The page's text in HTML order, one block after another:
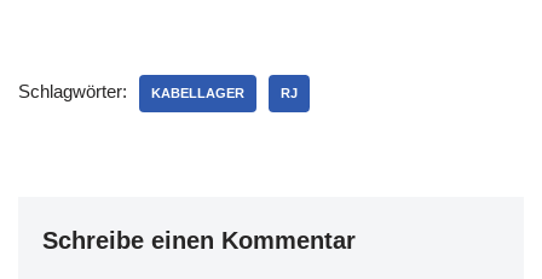
Schlagwörter: KABELLAGER RJ
Schreibe einen Kommentar